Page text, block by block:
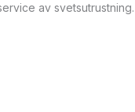
av svetsutrustning.